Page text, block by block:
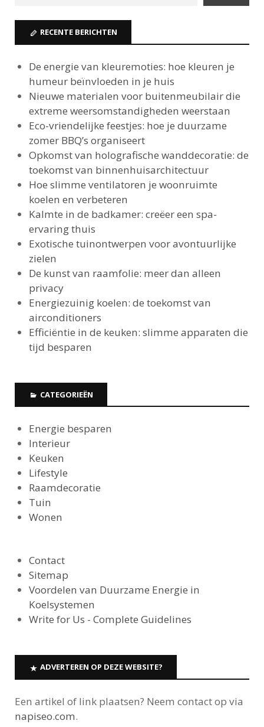
RECENTE BERICHTEN
De energie van kleuremoties: hoe kleuren je
humeur beïnvloeden in je huis
Nieuwe materialen voor buitenmeubilair die
extreme weersomstandigheden weerstaan
Eco-vriendelijke feestjes: hoe je duurzame
zomer BBQ’s organiseert
Opkomst van holografische wanddecoratie: de
toekomst van binnenhuisarchitectuur
Hoe slimme ventilatoren je woonruimte
koelen en verbeteren
Kalmte in de badkamer: creëer een spa-
ervaring thuis
Exotische tuinontwerpen voor avontuurlijke
zielen
De kunst van raamfolie: meer dan alleen
privacy
Energiezuinig koelen: de toekomst van
airconditioners
Efficiëntie in de keuken: slimme apparaten die
tijd besparen
CATEGORIEËN
Energie besparen
Interieur
Keuken
Lifestyle
Raamdecoratie
Tuin
Wonen
Contact
Sitemap
Voordelen van Duurzame Energie in
Koelsystemen
Write for Us - Complete Guidelines
ADVERTEREN OP DEZE WEBSITE?
Een artikel of link plaatsen? Neem contact op via
napiseo.com.